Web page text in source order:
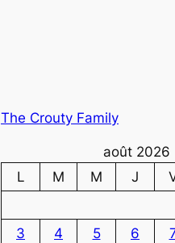
The Crouty Family
août 2026
L
M M J
3
4 5 6